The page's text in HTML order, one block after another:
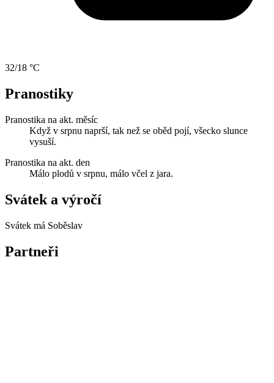
32/18 °C
Pranostiky
Pranostika na akt. měsíc
Když v srpnu naprší, tak než se oběd pojí, všecko slunce
vysuší.
Pranostika na akt. den
Málo plodů v srpnu, málo včel z jara.
Svátek a výročí
Svátek má Soběslav
Partneři